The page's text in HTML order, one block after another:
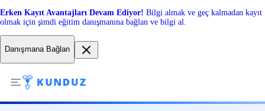
Erken Kayıt Avantajları Devam Ediyor! Bilgi almak ve geç kalmadan kayıt
olmak için şimdi eğitim danışmanına bağlan ve bilgi al.
Danışmana Bağlan